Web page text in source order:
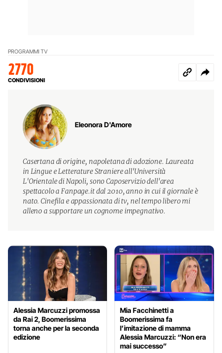
PROGRAMMI TV
2770
CONDIVISIONI
Eleonora D'Amore
Casertana di origine, napoletana di adozione. Laureata
in Lingue e Letterature Straniere all'Università
L'Orientale di Napoli, sono Caposervizio dell'area
spettacolo a Fanpage.it dal 2010, anno in cui il giornale è
nato. Cinefila e appassionata di tv, nel tempo libero mi
alleno a supportare un cognome impegnativo.
Alessia Marcuzzi promossa
da Rai 2, Boomerissima
torna anche per la seconda
edizione
Mia Facchinetti a
Boomerissima fa
l’imitazione di mamma
Alessia Marcuzzi: “Non era
mai successo”